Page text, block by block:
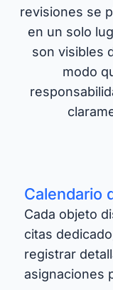
revisiones se
en un solo
son visibles
modo
Calendario
Cada objeto
citas
registrar
asignaciones